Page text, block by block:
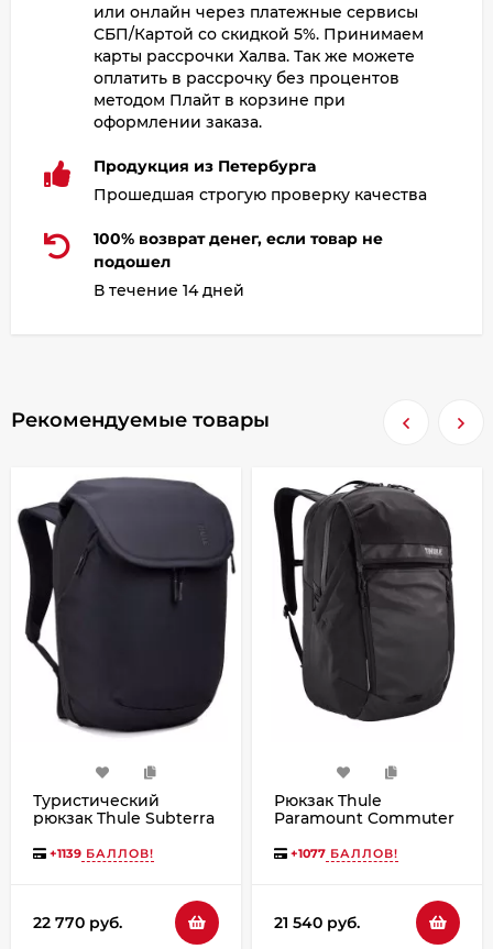
или онлайн через платежные сервисы
СБП/Картой со скидкой 5%. Принимаем
карты рассрочки Халва. Так же можете
оплатить в рассрочку без процентов
методом Плайт в корзине при
оформлении заказа.
Продукция из Петербурга
Прошедшая строгую проверку качества
100% возврат денег, если товар не
подошел
В течение 14 дней
Рекомендуемые товары
Туристический
рюкзак Thule Subterra
+1139 БАЛЛОВ!
22 770 руб.
Рюкзак Thule
Paramount Commuter
+1077 БАЛЛОВ!
21 540 руб.